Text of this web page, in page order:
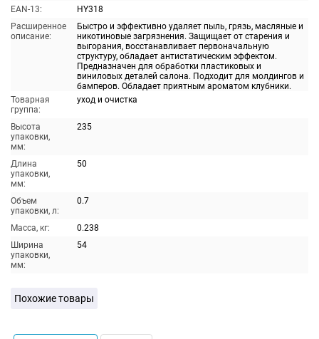
EAN-13:
HY318
Расширенное
описание:
Быстро и эффективно удаляет пыль, грязь, масляные и
никотиновые загрязнения. Защищает от старения и
выгорания, восстанавливает первоначальную
структуру, обладает антистатическим эффектом.
Предназначен для обработки пластиковых и
виниловых деталей салона. Подходит для молдингов и
бамперов. Обладает приятным ароматом клубники.
Товарная
группа:
уход и очистка
Высота
упаковки,
мм:
235
Длина
упаковки,
мм:
50
Объем
упаковки, л:
0.7
Масса, кг:
0.238
Ширина
упаковки,
мм:
54
Похожие товары